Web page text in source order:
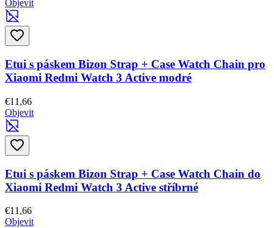
Objevit
Etui s páskem Bizon Strap + Case Watch Chain pro
Xiaomi Redmi Watch 3 Active modré
€11,66
Objevit
Etui s páskem Bizon Strap + Case Watch Chain do
Xiaomi Redmi Watch 3 Active stříbrné
€11,66
Objevit